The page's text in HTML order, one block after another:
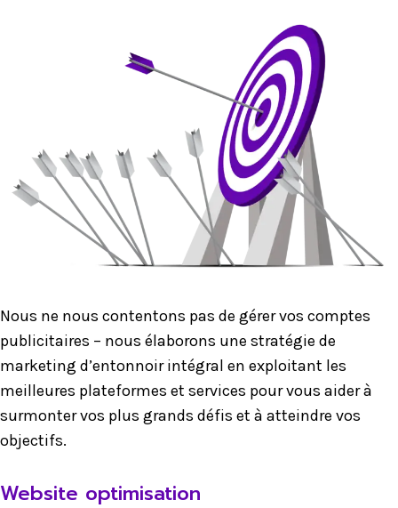
Nous ne nous contentons pas de gérer vos comptes
publicitaires – nous élaborons une stratégie de
marketing d’entonnoir intégral en exploitant les
meilleures plateformes et services pour vous aider à
surmonter vos plus grands défis et à atteindre vos
objectifs.
Website optimisation